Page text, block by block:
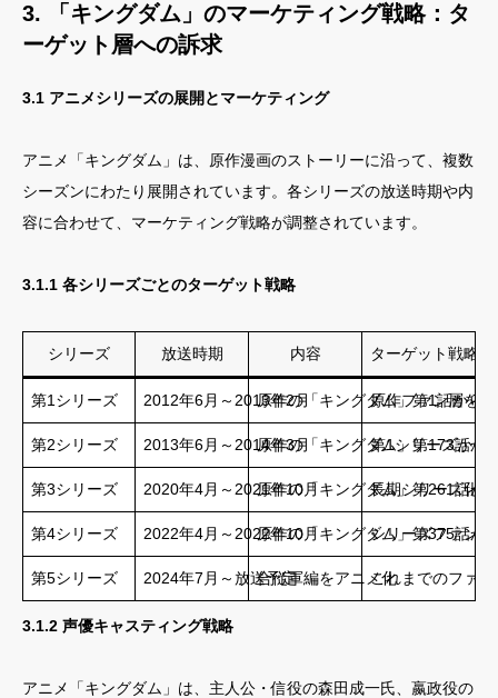
3. 「キングダム」のマーケティング戦略：タ
ーゲット層への訴求
3.1 アニメシリーズの展開とマーケティング
アニメ「キングダム」は、原作漫画のストーリーに沿って、複数
シーズンにわたり展開されています。各シリーズの放送時期や内
容に合わせて、マーケティング戦略が調整されています。
3.1.1 各シリーズごとのターゲット戦略
シリーズ 放送時期 内容 ターゲット戦略
第1シリーズ 2012年6月～2013年2月原作の「キングダム」第1話から
原作ファン層を
第2シリーズ 2013年6月～2014年3月原作の「キングダム」第173話か
第1シリーズから
第3シリーズ 2020年4月～2021年10月原作の「キングダム」第261話か
長期シリーズ化
第4シリーズ 2022年4月～2022年10月原作の「キングダム」第375話か
シリーズファン
第5シリーズ 2024年7月～放送予定合従軍編をアニメ化これまでのファ
3.1.2 声優キャスティング戦略
アニメ「キングダム」は、主人公・信役の森田成一氏、嬴政役の